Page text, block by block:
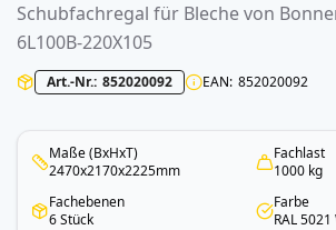
springen
Schubfachregal für Bleche von
6L100B-220X105
Art.-Nr. 852020092 EAN 852020092
Maße (BxHxT)
2470x2170x2225mm
Fachlast
1000 kg
Fachebenen
6 Stück
Farbe
RAL